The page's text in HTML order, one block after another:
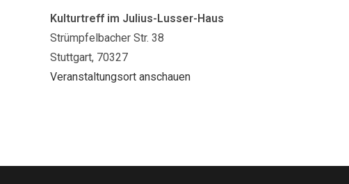
Kulturtreff im Julius-Lusser-Haus
Strümpfelbacher Str. 38
Stuttgart, 70327
Veranstaltungsort anschauen